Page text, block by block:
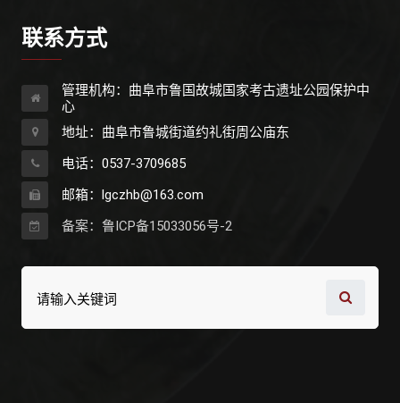
联系方式
管理机构：曲阜市鲁国故城国家考古遗址公园保护中
心
地址：曲阜市鲁城街道约礼街周公庙东
电话：0537-3709685
邮箱：lgczhb@163.com
备案：鲁ICP备15033056号-2